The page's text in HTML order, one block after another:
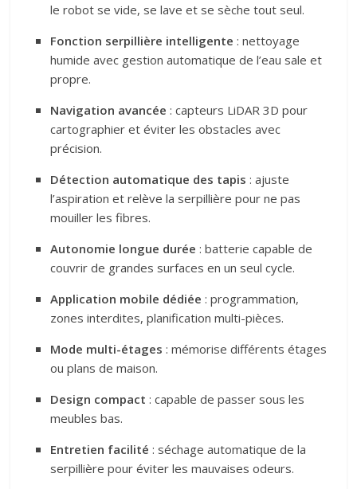
le robot se vide, se lave et se sèche tout seul.
Fonction serpillière intelligente : nettoyage
humide avec gestion automatique de l’eau sale et
propre.
Navigation avancée : capteurs LiDAR 3D pour
cartographier et éviter les obstacles avec
précision.
Détection automatique des tapis : ajuste
l’aspiration et relève la serpillière pour ne pas
mouiller les fibres.
Autonomie longue durée : batterie capable de
couvrir de grandes surfaces en un seul cycle.
Application mobile dédiée : programmation,
zones interdites, planification multi-pièces.
Mode multi-étages : mémorise différents étages
ou plans de maison.
Design compact : capable de passer sous les
meubles bas.
Entretien facilité : séchage automatique de la
serpillière pour éviter les mauvaises odeurs.